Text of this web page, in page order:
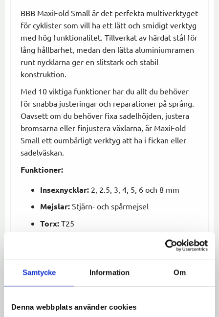
Samtycke Information Om
Denna webbplats använder cookies
BBB MaxiFold Small är det perfekta multiverktyget
för cyklister som vill ha ett lätt och smidigt verktyg
med hög funktionalitet. Tillverkat av härdat stål för
lång hållbarhet, medan den lätta aluminiumramen
runt nycklarna ger en slitstark och stabil
konstruktion.
Med 10 viktiga funktioner har du allt du behöver
för snabba justeringar och reparationer på språng.
Oavsett om du behöver fixa sadelhöjden, justera
bromsarna eller finjustera växlarna, är MaxiFold
Small ett oumbärligt verktyg att ha i fickan eller
sadelväskan.
Funktioner:
Insexnycklar: 2, 2.5, 3, 4, 5, 6 och 8 mm
Mejslar: Stjärn- och spårmejsel
Torx: T25
Den kompakta designen gör att det lätt får plats i
pålitlig följeslagare för alla cyklister.
Specifikationer:
Material: Härdat stål för maximal hållbarhet